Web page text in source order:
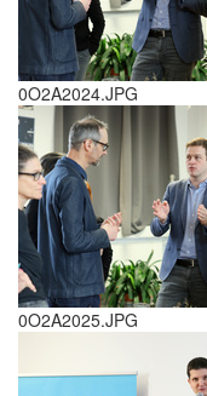
0O2A2024.JPG
0O2A2025.JPG